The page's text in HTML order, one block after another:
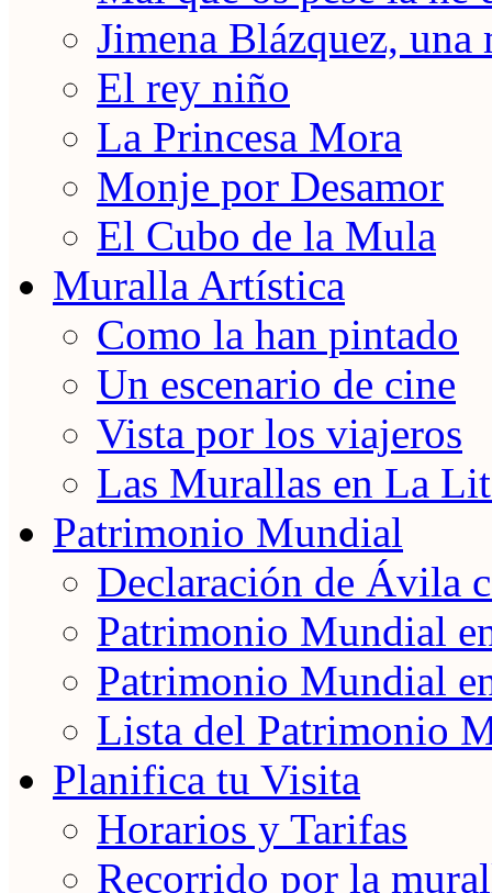
Jimena Blázquez, una
El rey niño
La Princesa Mora
Monje por Desamor
El Cubo de la Mula
Muralla Artística
Como la han pintado
Un escenario de cine
Vista por los viajeros
Las Murallas en La
Patrimonio Mundial
Declaración de Ávila
Patrimonio Mundial
Patrimonio Mundial
Lista del Patrimonio
Planifica tu Visita
Horarios y Tarifas
Recorrido por la